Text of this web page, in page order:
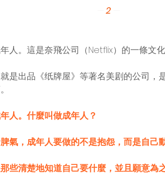
2
人。這是奈飛公司（Netflix）的一條文化
是出品《纸牌屋》等著名美剧的公司，
人。什麼叫做成年人？
氣，成年人要做的不是抱怨，而是自己
些清楚地知道自己要什麼，並且願意為